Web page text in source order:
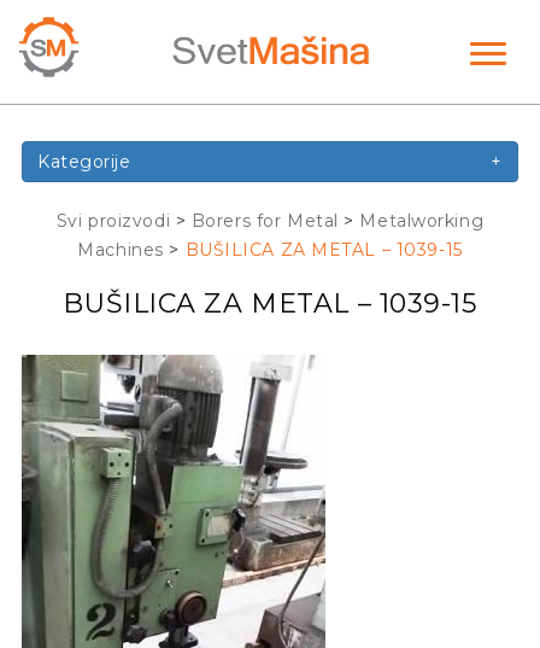
Kategorije +
Svi proizvodi > Borers for Metal > Metalworking
Machines > BUŠILICA ZA METAL – 1039-15
BUŠILICA ZA METAL – 1039-15